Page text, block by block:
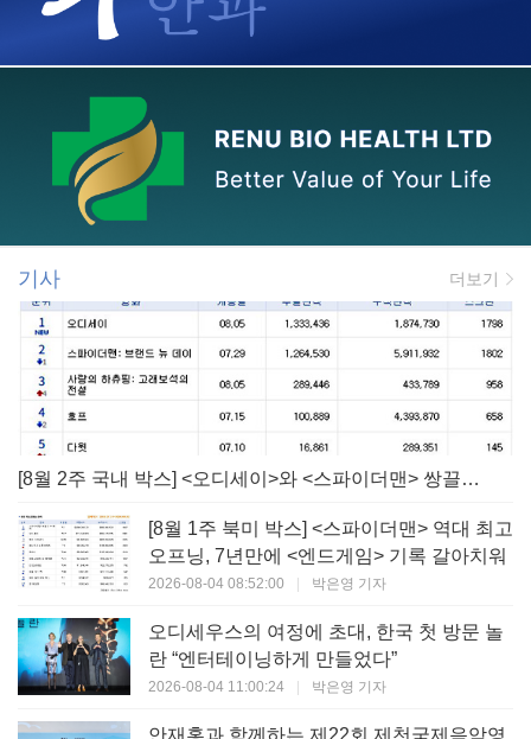
기사 더보기
[8월 2주 국내 박스] <오디세이>와 <스파이더맨> 쌍끌이! 대작 틈바구니 속 빛난 <사랑의 하츄핑>
[8월 1주 북미 박스] <스파이더맨> 역대 최고
오프닝, 7년만에 <엔드게임> 기록 갈아치워
2026-08-04 08:52:00 | 박은영 기자
오디세우스의 여정에 초대, 한국 첫 방문 놀
란 “엔터테이닝하게 만들었다”
2026-08-04 11:00:24 | 박은영 기자
안재홍과 함께하는 제22회 제천국제음악영